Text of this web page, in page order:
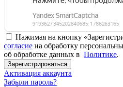
Нажимая на кнопку
согласие на обработку
об обработке данных в Политике.
Зарегистрироваться
Активация аккаунта
Забыли пароль?